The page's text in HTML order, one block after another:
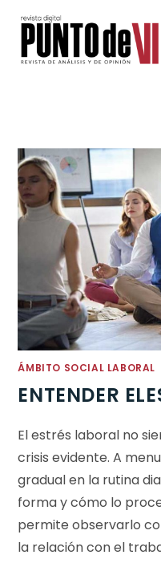
ÁMBITO SOCIAL LABORAL
ENTENDER
El estrés laboral no
crisis evidente. A
gradual en la rutina
forma y cómo lo
permite observarlo
la relación con el